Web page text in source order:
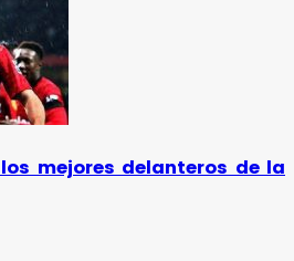
mejores delanteros de la